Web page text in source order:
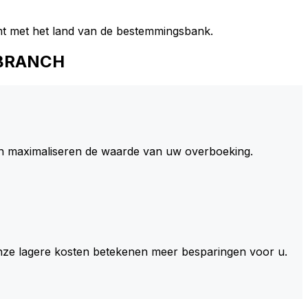
het land van de bestemmingsbank.
maximaliseren de waarde van uw overboeking.
lagere kosten betekenen meer besparingen voor u.